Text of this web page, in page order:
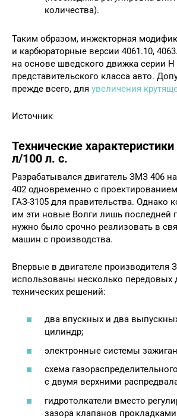
количества).
Таким образом, инжекторная
и карбюраторные версии 4061.10,
на основе шведского движка серии Н
представительского класса авто.
прежде всего, для увеличения
Источник
Технические
л/100 л. с.
Разрабатывался двигатель ЗМЗ 406
402 одновременно с
ГАЗ-3105 для правительства. Однако
им эти новые Волги лишь последней
нужно было срочно реализовать в
машин с производства.
Впервые в двигателе производителя
использованы несколько передовых
технических решений:
два впускных и два
цилиндр;
электронные системы
схема
с двумя верхними
гидротолкатели вместо
зазора клапанов